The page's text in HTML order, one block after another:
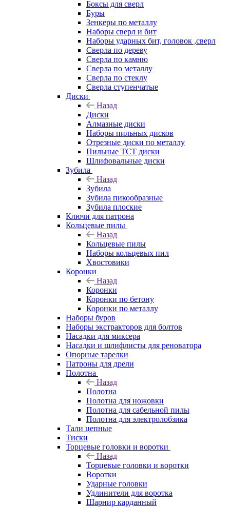
Боксы для сверл
Буры
Зенкеры по металлу
Наборы сверл и бит
Наборы ударных бит, головок ,сверл
Сверла по дереву
Сверла по камню
Сверла по металлу
Сверла по стеклу
Сверла ступенчатые
Диски
Назад
Диски
Алмазные диски
Наборы пильных дисков
Отрезные диски по металлу
Пильные TCT диски
Шлифовальные диски
Зубила
Назад
Зубила
Зубила пикообразные
Зубила плоские
Ключи для патрона
Кольцевые пилы
Назад
Кольцевые пилы
Наборы кольцевых пил
Хвостовики
Коронки
Назад
Коронки
Коронки по бетону
Коронки по металлу
Наборы буров
Наборы экстракторов для болтов
Насадки для миксера
Насадки и шлифлисты для реноватора
Опорные тарелки
Патроны для дрели
Полотна
Назад
Полотна
Полотна для ножовки
Полотна для сабельной пилы
Полотна для электролобзика
Тали цепные
Тиски
Торцевые головки и воротки
Назад
Торцевые головки и воротки
Воротки
Ударные головки
Удлинители для воротка
Шарнир карданный